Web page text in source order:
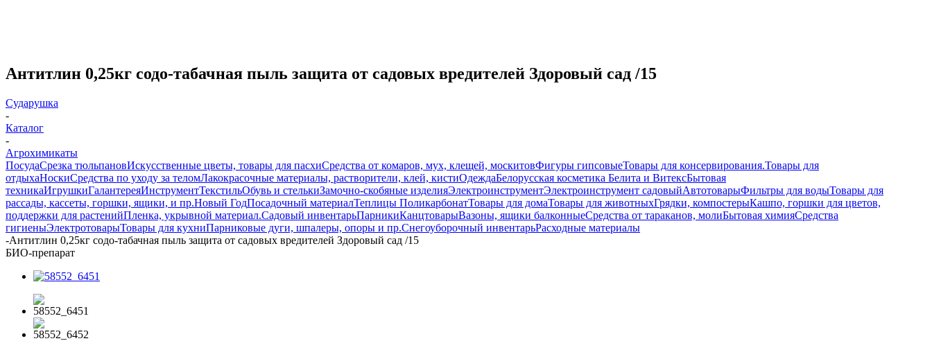
Антитлин 0,25кг содо-табачная пыль защита от садовых вредителей Здоровый сад /15
Сударушка
-
Каталог
-
Агрохимикаты
ПосудаСрезка тюльпановИскусственные цветы, товары для пасхиСредства от комаров, мух, клещей, москитовФигуры гипсовыеТовары для консервирования.Товары для
отдыхаНоскиСредства по уходу за теломЛакокрасочные материалы, растворители, клей, кистиОдеждаБелорусская косметика Белита и ВитексБытовая
техникаИгрушкиГалантереяИнструментТекстильОбувь и стелькиЗамочно-скобяные изделияЭлектроинструментЭлектроинструмент садовыйАвтотоварыФильтры для водыТовары для
рассады, кассеты, горшки, ящики, и пр.Новый ГодПосадочный материалТеплицы ПоликарбонатТовары для домаТовары для животныхГрядки, компостерыКашпо, горшки для цветов,
поддержки для растенийПленка, укрывной материал.Садовый инвентарьПарникиКанцтоварыВазоны, ящики балконныеСредства от тараканов, молиБытовая химияСредства
гигиеныЭлектротоварыТовары для кухниПарниковые дуги, шпалеры, опоры и пр.Снегоуборочный инвентарьРасходные материалы
-Антитлин 0,25кг содо-табачная пыль защита от садовых вредителей Здоровый сад /15
БИО-препарат